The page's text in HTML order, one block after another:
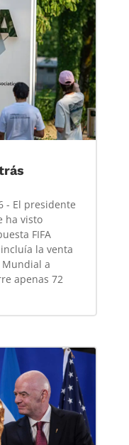
- El presidente
ha visto
FIFA
la venta
a
apenas 72